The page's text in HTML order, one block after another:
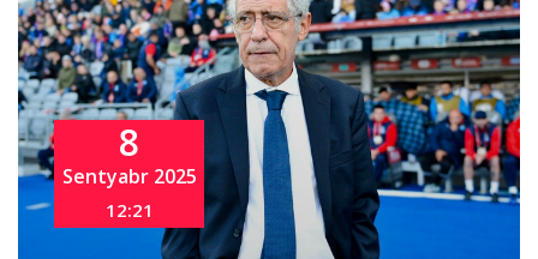
8
Sentyabr 2025
12:21